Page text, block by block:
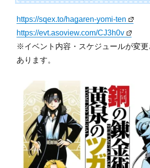
https://sqex.to/hagaren-yomi-ten
https://evt.asoview.com/CJ3h0v
※イベント内容・スケジュールが変更
あります。